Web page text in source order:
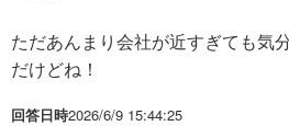
ただあんまり会社が近すぎても気
だけどね！
回答日時2026/6/9 15:44:25